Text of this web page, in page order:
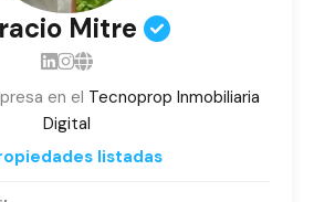
Mitre
en el Tecnoprop Inmobiliaria
Digital
listadas